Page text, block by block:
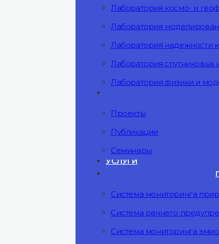
Лаборатория космо- и
Лаборатория
Лаборатория надежности
Лаборатория спутниковых
Лаборатория физики и
Проекты
Публикации
Семинары
УСЛУГИ
Система мониторинга
Система раннего
Система мониторинга